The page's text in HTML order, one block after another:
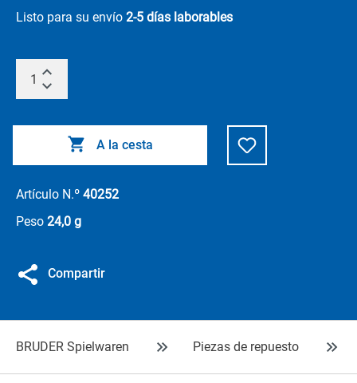
Listo para su envío 2-5 días laborables
A la cesta
Artículo N.º 40252
Peso 24,0 g
Compartir
BRUDER Spielwaren Piezas de repuesto